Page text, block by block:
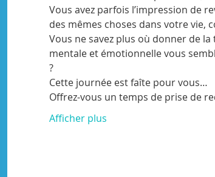
Vous avez parfois l’impression de
des mêmes choses dans votre vie,
Vous ne savez plus où donner de
mentale et émotionnelle vous
?
Cette journée est faîte pour vous…
Offrez-vous un temps de prise de
Afficher plus